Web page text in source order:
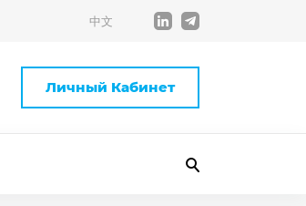
中文
Личный Кабинет